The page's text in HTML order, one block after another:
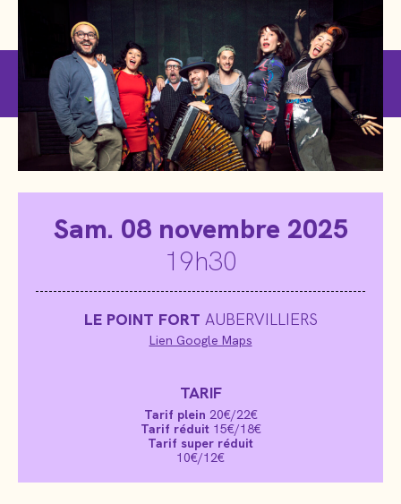
Sam. 08 novembre 2025
19h30
LE POINT FORT AUBERVILLIERS
Lien Google Maps
TARIF
Tarif plein 20€/22€
Tarif réduit15€/18€
Tarif super réduit
10€/12€